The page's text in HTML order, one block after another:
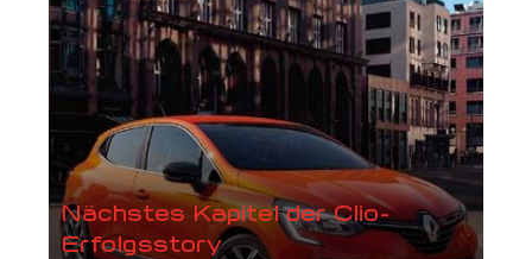
Nächstes Kapitel der Clio-
Erfolgsstory